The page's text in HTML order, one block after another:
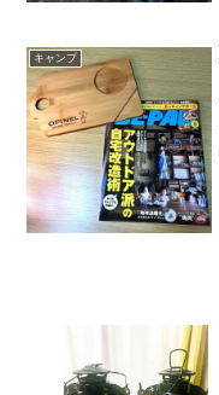
キャンプ